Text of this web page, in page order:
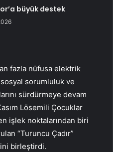
büyük destek
fazla nüfusa elektrik
sorumluluk ve
sürdürmeye devam
Lösemili Çocuklar
işlek noktalarından biri
“Turuncu Çadır”
birleştirdi.